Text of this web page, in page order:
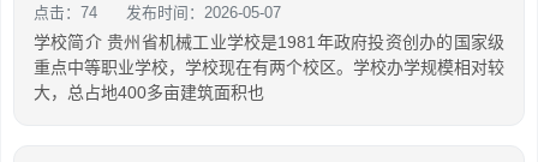
点击：74 发布时间：2026-05-07
学校简介 贵州省机械工业学校是1981年政府投资创办的国家级
重点中等职业学校，学校现在有两个校区。学校办学规模相对较
大，总占地400多亩建筑面积也